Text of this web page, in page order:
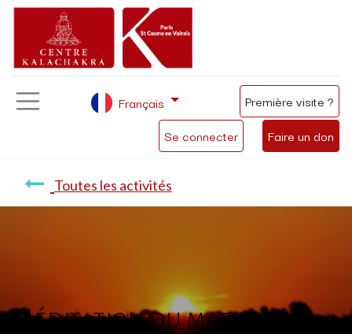
Se connecter Faire un don
Français Première visite ?
Toutes les activités
Méditation du matin